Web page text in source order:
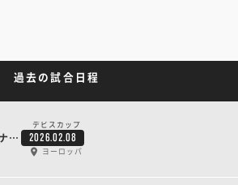
過去の試合日程
デビスカップ
2026ファイナル予選 第1ラウンド 4日目
2026.02.08
ヨーロッパ